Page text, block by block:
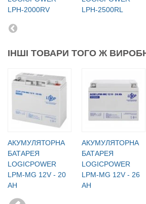
LPH-2000RV
LPH-2500RL
ІНШІ ТОВАРИ ТОГО Ж
АКУМУЛЯТОРНА
БАТАРЕЯ
LOGICPOWER
LPM-MG 12V - 20
AH
АКУМУЛЯТОРНА
БАТАРЕЯ
LOGICPOWER
LPM-MG 12V - 26
AH